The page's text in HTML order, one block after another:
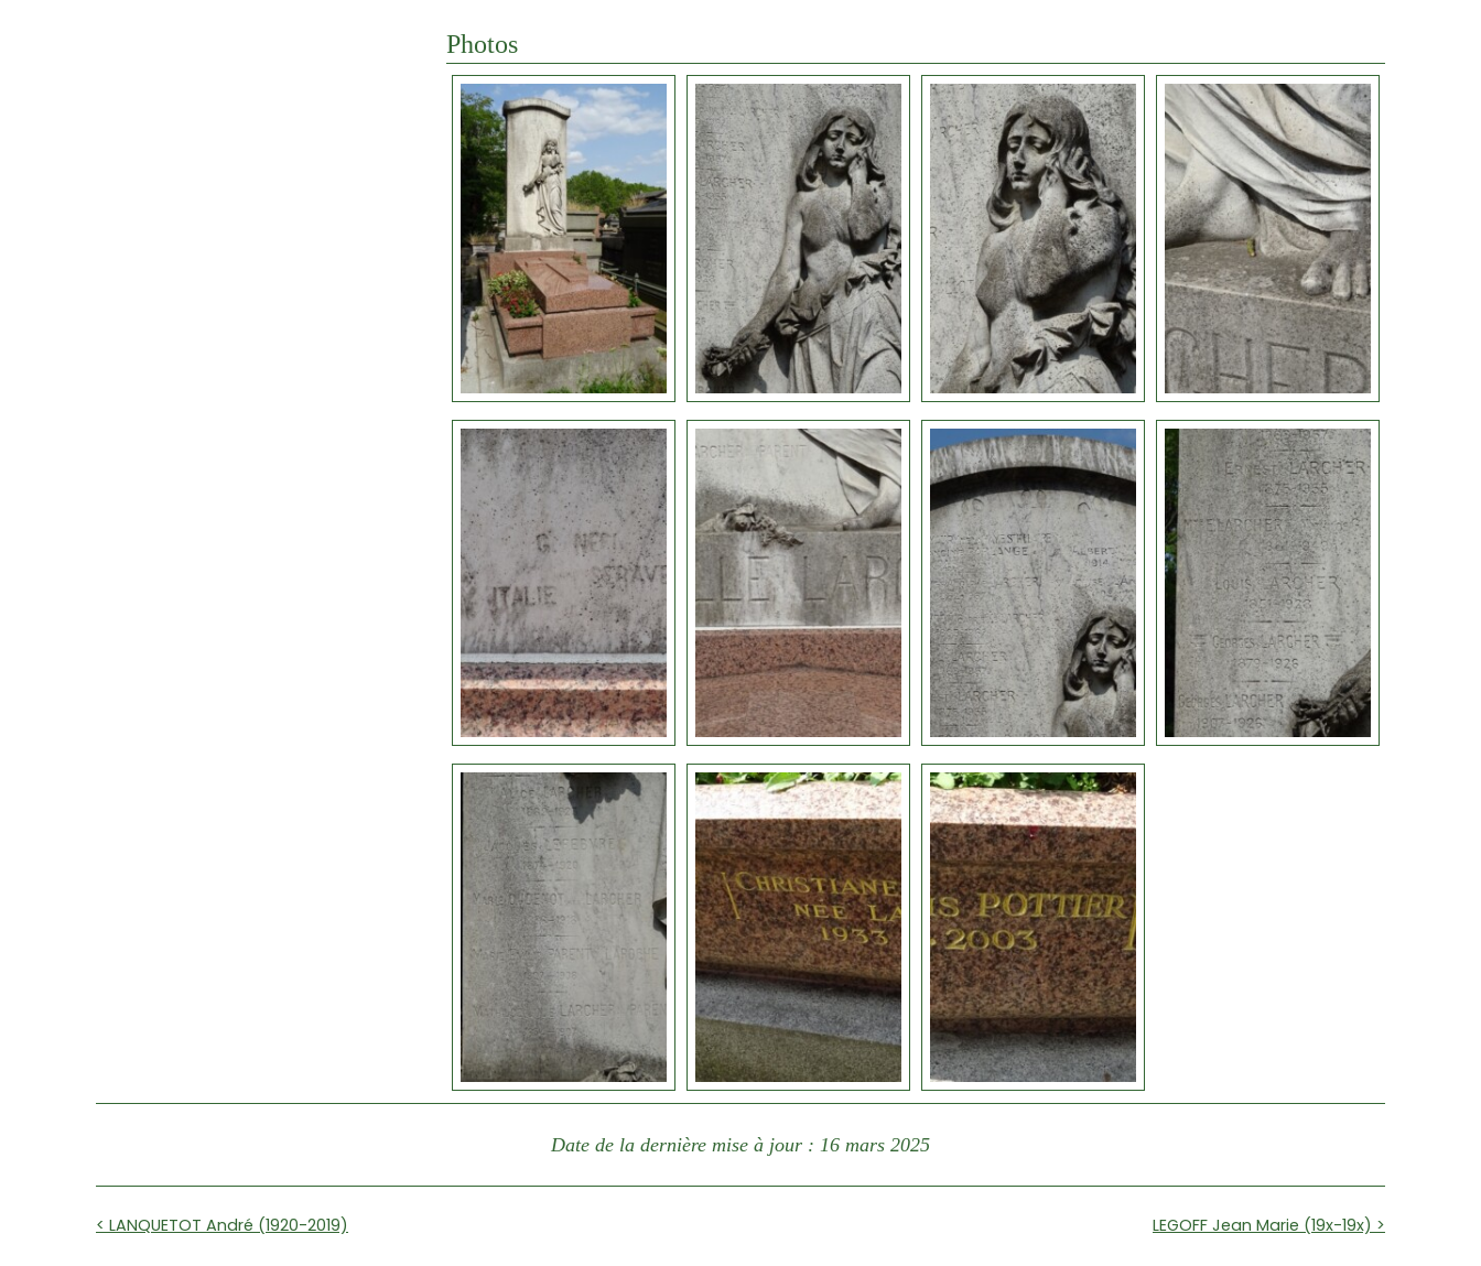
Photos
Date de la dernière mise à jour : 16 mars 2025
< LANQUETOT André (1920-2019) LEGOFF Jean Marie (19x-19x) >